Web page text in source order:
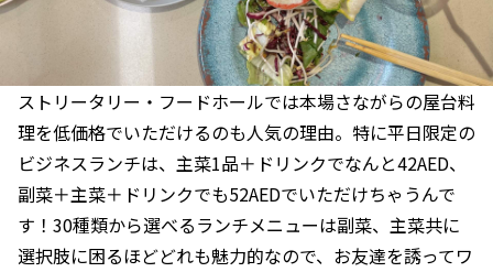
ストリータリー・フードホールでは本場さながらの屋台料
理を低価格でいただけるのも人気の理由。特に平日限定の
ビジネスランチは、主菜1品＋ドリンクでなんと42AED、
副菜＋主菜＋ドリンクでも52AEDでいただけちゃうんで
す！30種類から選べるランチメニューは副菜、主菜共に
選択肢に困るほどどれも魅力的なので、お友達を誘ってワ